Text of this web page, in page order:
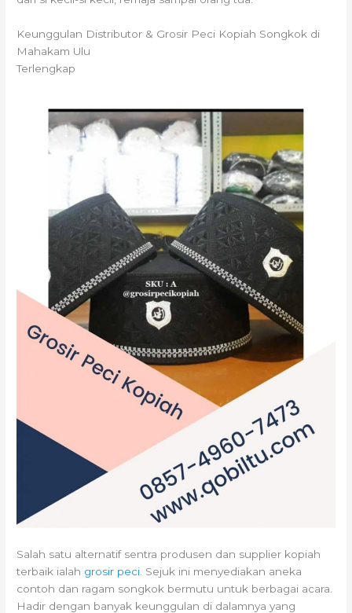
Keunggulan Distributor & Grosir Peci Kopiah Songkok di
Mahakam Ulu
Terlengkap
Salah satu alternatif sentra produsen dan supplier kopiah
terbaik ialah grosir peci . Sejuk ini menyediakan aneka
contoh dan ragam songkok bermutu untuk berbagai acara.
Hadir dengan banyak keunggulan di dalamnya yang